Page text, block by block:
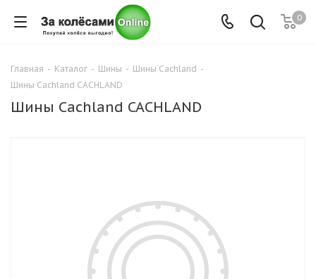
0
Главная - Каталог - Шины - Шины Cachland -
Шины Cachland CACHLAND
Шины Cachland CACHLAND